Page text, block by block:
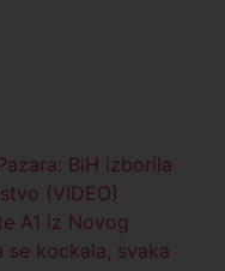
BiH izborila
(VIDEO)
A1 iz Novog
se kockala, svaka